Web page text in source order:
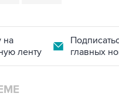
на
ленту
главных